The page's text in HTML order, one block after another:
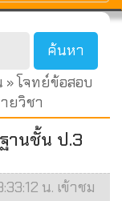
» โจทย์ข้อสอบ
ยวิชา
านชั้น ป.3
น. เข้าชม